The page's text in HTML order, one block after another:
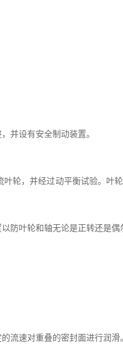
并设有安全制动装置。
轮，并经过动平衡试验。叶
防叶轮和轴无论是正转还是偶
流速对重叠的密封面进行润滑。